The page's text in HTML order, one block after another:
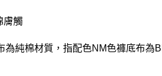
膚觸
為純棉材質，指配色NM色褲底布為